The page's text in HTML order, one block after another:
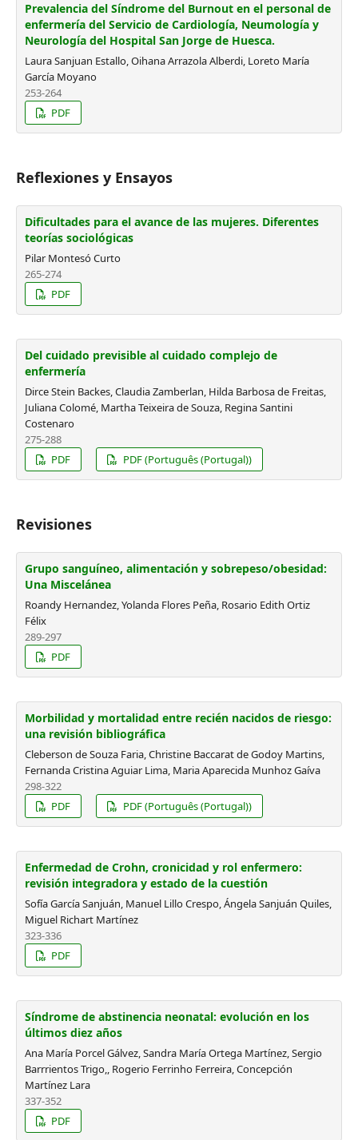
Prevalencia del Síndrome del Burnout en el personal de
enfermería del Servicio de Cardiología, Neumología y
Neurología del Hospital San Jorge de Huesca.
Laura Sanjuan Estallo, Oihana Arrazola Alberdi, Loreto María
García Moyano
253-264
PDF
Reflexiones y Ensayos
Dificultades para el avance de las mujeres. Diferentes
teorías sociológicas
Pilar Montesó Curto
265-274
PDF
Del cuidado previsible al cuidado complejo de
enfermería
Dirce Stein Backes, Claudia Zamberlan, Hilda Barbosa de Freitas,
Juliana Colomé, Martha Teixeira de Souza, Regina Santini
Costenaro
275-288
PDF
PDF (Português (Portugal))
Revisiones
Grupo sanguíneo, alimentación y sobrepeso/obesidad:
Una Miscelánea
Roandy Hernandez, Yolanda Flores Peña, Rosario Edith Ortiz
Félix
289-297
PDF
Morbilidad y mortalidad entre recién nacidos de riesgo:
una revisión bibliográfica
Cleberson de Souza Faria, Christine Baccarat de Godoy Martins,
Fernanda Cristina Aguiar Lima, Maria Aparecida Munhoz Gaíva
298-322
PDF
PDF (Português (Portugal))
Enfermedad de Crohn, cronicidad y rol enfermero:
revisión integradora y estado de la cuestión
Sofía García Sanjuán, Manuel Lillo Crespo, Ángela Sanjuán Quiles,
Miguel Richart Martínez
323-336
PDF
Síndrome de abstinencia neonatal: evolución en los
últimos diez años
Ana María Porcel Gálvez, Sandra María Ortega Martínez, Sergio
Barrrientos Trigo,, Rogerio Ferrinho Ferreira, Concepción
Martínez Lara
337-352
PDF